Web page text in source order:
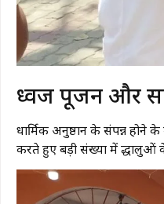
​ध्वज पूजन और
धार्मिक अनुष्ठान के संपन्न होने
करते हुए बड़ी संख्या में श्रद्धालुओं